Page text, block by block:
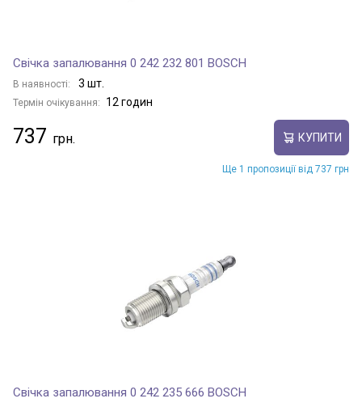
Свічка запалювання 0 242 232 801 BOSCH
В наявності: 3 шт.
Термін очікування: 12 годин
737 КУПИТИ
Ще 1 пропозиції від 737 грн
Свічка запалювання 0 242 235 666 BOSCH